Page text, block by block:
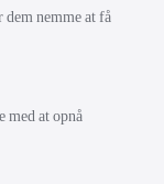
nemme at få
med at opnå